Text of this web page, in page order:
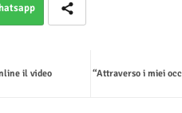
“Attraverso i miei
il video